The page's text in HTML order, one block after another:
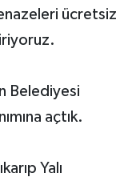
ücretsiz
Belediyesi
açtık.
Yalı